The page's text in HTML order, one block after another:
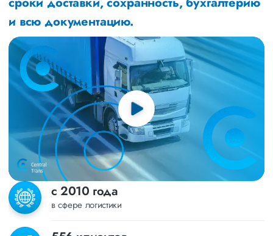
и всю документацию.
с 2010 года
в сфере логистики